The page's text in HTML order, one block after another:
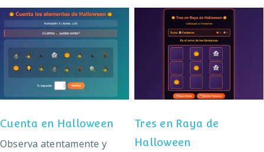
Cuenta en Halloween
Cuenta en Halloween
Observa atentamente y
Tres en Raya de
Halloween
Tres en Raya de
Halloween